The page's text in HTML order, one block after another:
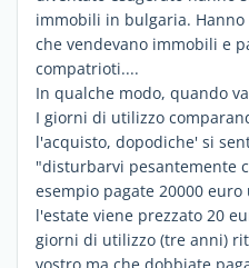
immobili in bulgaria.
che vendevano immobili e
compatrioti....
In qualche modo, quando
I giorni di utilizzo
l'acquisto, dopodiche' si
"disturbarvi pesantemente
esempio pagate 20000
l'estate viene prezzato 20
giorni di utilizzo (tre anni)